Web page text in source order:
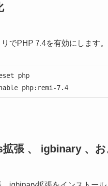
でPHP 7.4を有効にします
php
php:remi-7.4
拡張 、 igbinary 、